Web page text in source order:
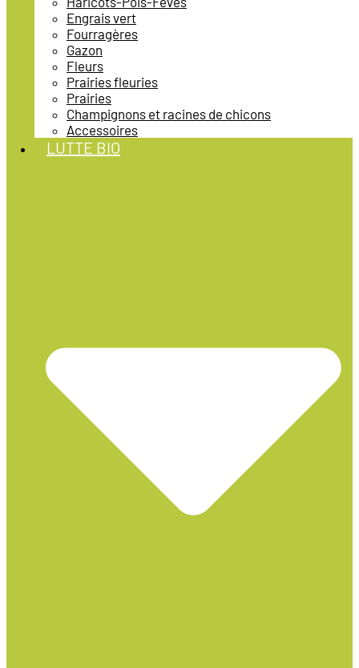
Engrais vert
Fourragères
Gazon
Fleurs
Prairies fleuries
Prairies
Champignons et racines de chicons
Accessoires
LUTTE BIO